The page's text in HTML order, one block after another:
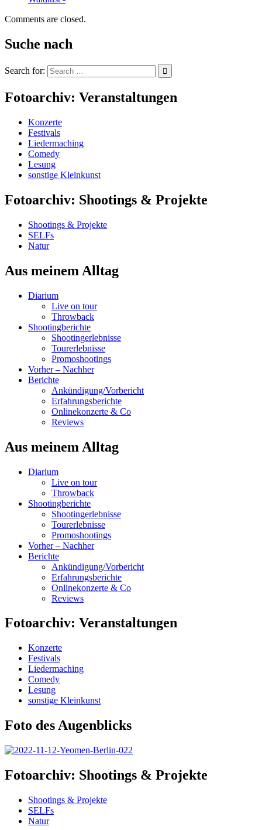
Comments are closed.
Suche nach
Search for:
Fotoarchiv: Veranstaltungen
Konzerte
Festivals
Liedermaching
Comedy
Lesung
sonstige Kleinkunst
Fotoarchiv: Shootings & Projekte
Shootings & Projekte
SELFs
Natur
Aus meinem Alltag
Diarium
Live on tour
Throwback
Shootingberichte
Shootingerlebnisse
Tourerlebnisse
Promoshootings
Vorher – Nachher
Berichte
Ankündigung/Vorbericht
Erfahrungsberichte
Onlinekonzerte & Co
Reviews
Aus meinem Alltag
Diarium
Live on tour
Throwback
Shootingberichte
Shootingerlebnisse
Tourerlebnisse
Promoshootings
Vorher – Nachher
Berichte
Ankündigung/Vorbericht
Erfahrungsberichte
Onlinekonzerte & Co
Reviews
Fotoarchiv: Veranstaltungen
Konzerte
Festivals
Liedermaching
Comedy
Lesung
sonstige Kleinkunst
Foto des Augenblicks
Fotoarchiv: Shootings & Projekte
Shootings & Projekte
SELFs
Natur